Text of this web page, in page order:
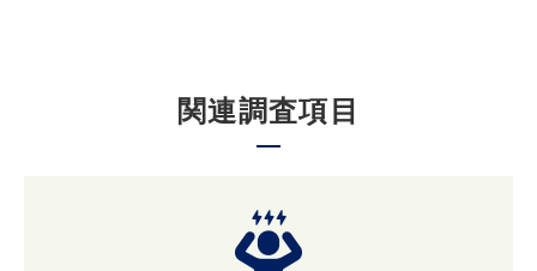
ることはありません。
所、検察庁、警察、 弁護士会、消費者センター
またはこれらに準じた権限を有する機関から、
関連調査項目